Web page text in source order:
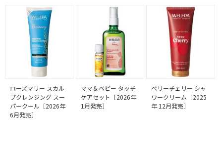
ローズマリー スカル
プクレンジング スー
パークール［2026年
6月発売］
ママ＆ベビー タッチ
ケアセット［2026年
1月発売］
ベリーチェリー シャ
ワークリーム［2025
年 12月発売］